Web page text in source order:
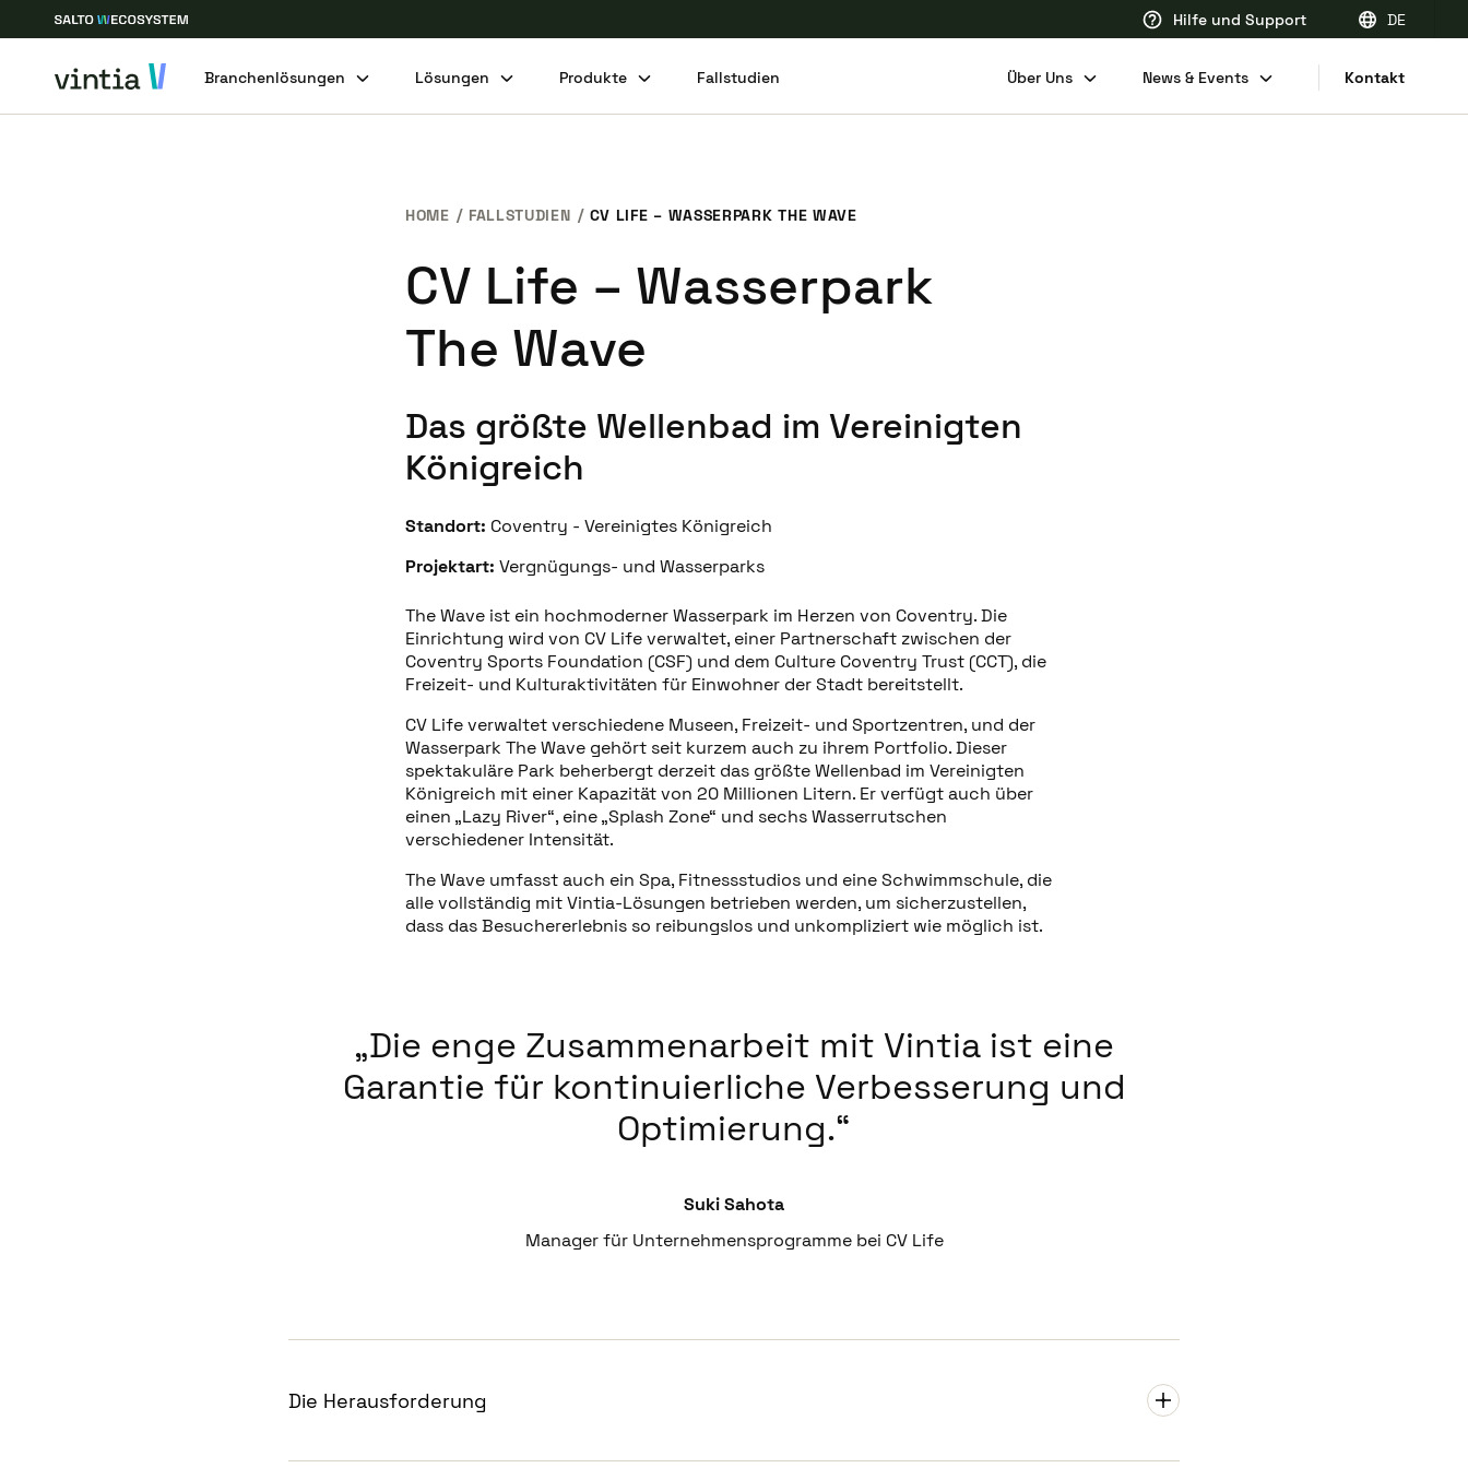
Hilfe und Support DE
EN
Branchenlösungen Lösungen Produkte Fallstudien Über Uns News & Events Kontakt
HOME FALLSTUDIEN CV LIFE – WASSERPARK THE WAVE
CV Life – Wasserpark
The Wave
Das größte Wellenbad im Vereinigten
Königreich
Standort: Coventry - Vereinigtes Königreich
Projektart: Vergnügungs- und Wasserparks
The Wave ist ein hochmoderner Wasserpark im Herzen von Coventry. Die
Einrichtung wird von CV Life verwaltet, einer Partnerschaft zwischen der
Coventry Sports Foundation (CSF) und dem Culture Coventry Trust (CCT), die
Freizeit- und Kulturaktivitäten für Einwohner der Stadt bereitstellt.
CV Life verwaltet verschiedene Museen, Freizeit- und Sportzentren, und der
Wasserpark The Wave gehört seit kurzem auch zu ihrem Portfolio. Dieser
spektakuläre Park beherbergt derzeit das größte Wellenbad im Vereinigten
Königreich mit einer Kapazität von 20 Millionen Litern. Er verfügt auch über
einen „Lazy River“, eine „Splash Zone“ und sechs Wasserrutschen
verschiedener Intensität.
The Wave umfasst auch ein Spa, Fitnessstudios und eine Schwimmschule, die
alle vollständig mit Vintia-Lösungen betrieben werden, um sicherzustellen,
dass das Besuchererlebnis so reibungslos und unkompliziert wie möglich ist.
Die enge Zusammenarbeit mit Vintia ist eine
Garantie für kontinuierliche Verbesserung und
Optimierung.
Suki Sahota
Manager für Unternehmensprogramme bei CV Life
Die Herausforderung